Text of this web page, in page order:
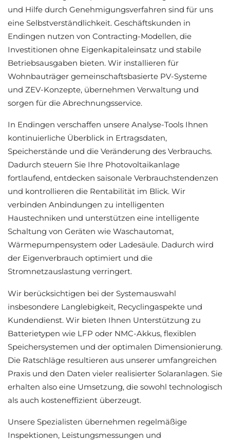
und Hilfe durch Genehmigungsverfahren sind für uns
eine Selbstverständlichkeit. Geschäftskunden in
Endingen nutzen von Contracting-Modellen, die
Investitionen ohne Eigenkapitaleinsatz und stabile
Betriebsausgaben bieten. Wir installieren für
Wohnbauträger gemeinschaftsbasierte PV-Systeme
und ZEV-Konzepte, übernehmen Verwaltung und
sorgen für die Abrechnungsservice.
In Endingen verschaffen unsere Analyse-Tools Ihnen
kontinuierliche Überblick in Ertragsdaten,
Speicherstände und die Veränderung des Verbrauchs.
Dadurch steuern Sie Ihre Photovoltaikanlage
fortlaufend, entdecken saisonale Verbrauchstendenzen
und kontrollieren die Rentabilität im Blick. Wir
verbinden Anbindungen zu intelligenten
Haustechniken und unterstützen eine intelligente
Schaltung von Geräten wie Waschautomat,
Wärmepumpensystem oder Ladesäule. Dadurch wird
der Eigenverbrauch optimiert und die
Stromnetzauslastung verringert.
Wir berücksichtigen bei der Systemauswahl
insbesondere Langlebigkeit, Recyclingaspekte und
Kundendienst. Wir bieten Ihnen Unterstützung zu
Batterietypen wie LFP oder NMC-Akkus, flexiblen
Speichersystemen und der optimalen Dimensionierung.
Die Ratschläge resultieren aus unserer umfangreichen
Praxis und den Daten vieler realisierter Solaranlagen. Sie
erhalten also eine Umsetzung, die sowohl technologisch
als auch kosteneffizient überzeugt.
Unsere Spezialisten übernehmen regelmäßige
Inspektionen, Leistungsmessungen und